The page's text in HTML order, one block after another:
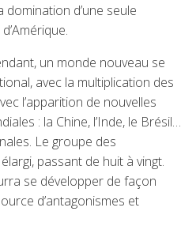
d’une seule
un monde nouveau se
avec la multiplication des
l’apparition de nouvelles
: la Chine, l’Inde, le Brésil…
Le groupe des
passant de huit à vingt.
se développer de façon
d’antagonismes et